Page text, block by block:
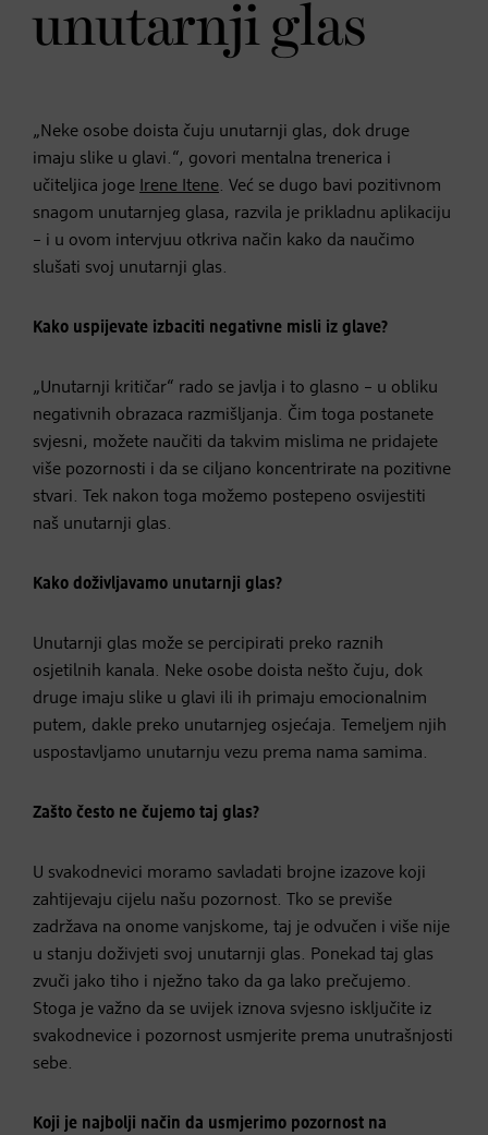
unutarnji glas
„Neke osobe doista čuju unutarnji glas, dok druge
imaju slike u glavi.“, govori mentalna trenerica i
učiteljica joge Irene Itene. Već se dugo bavi pozitivnom
snagom unutarnjeg glasa, razvila je prikladnu aplikaciju
– i u ovom intervjuu otkriva način kako da naučimo
slušati svoj unutarnji glas.
Kako uspijevate izbaciti negativne misli iz glave?
„Unutarnji kritičar“ rado se javlja i to glasno – u obliku
negativnih obrazaca razmišljanja. Čim toga postanete
svjesni, možete naučiti da takvim mislima ne pridajete
više pozornosti i da se ciljano koncentrirate na pozitivne
stvari. Tek nakon toga možemo postepeno osvijestiti
naš unutarnji glas.
Kako doživljavamo unutarnji glas?
Unutarnji glas može se percipirati preko raznih
osjetilnih kanala. Neke osobe doista nešto čuju, dok
druge imaju slike u glavi ili ih primaju emocionalnim
putem, dakle preko unutarnjeg osjećaja. Temeljem njih
uspostavljamo unutarnju vezu prema nama samima.
Zašto često ne čujemo taj glas?
U svakodnevici moramo savladati brojne izazove koji
zahtijevaju cijelu našu pozornost. Tko se previše
zadržava na onome vanjskome, taj je odvučen i više nije
u stanju doživjeti svoj unutarnji glas. Ponekad taj glas
zvuči jako tiho i nježno tako da ga lako prečujemo.
Stoga je važno da se uvijek iznova svjesno isključite iz
svakodnevice i pozornost usmjerite prema unutrašnjosti
sebe.
Koji je najbolji način da usmjerimo pozornost na